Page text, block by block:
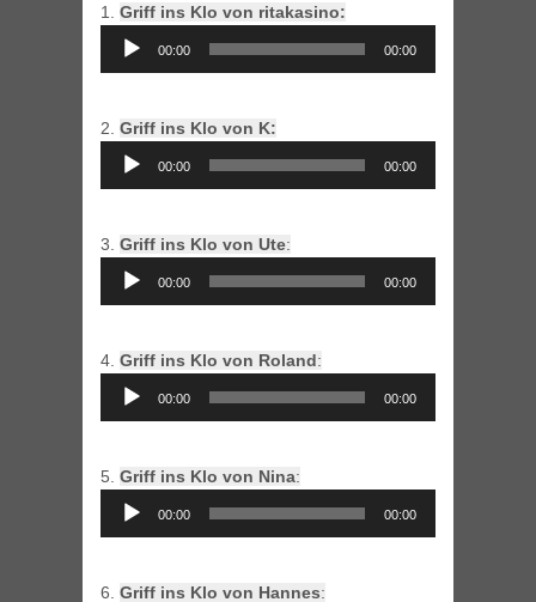
1. Griff ins Klo von ritakasino:
Audio
Player
00:00 00:00
2. Griff ins Klo von K:
Audio
Player
00:00 00:00
3. Griff ins Klo von Ute:
Audio
Player
00:00 00:00
4. Griff ins Klo von Roland:
Audio
Player
00:00 00:00
5. Griff ins Klo von Nina:
Audio
Player
00:00 00:00
6. Griff ins Klo von Hannes: